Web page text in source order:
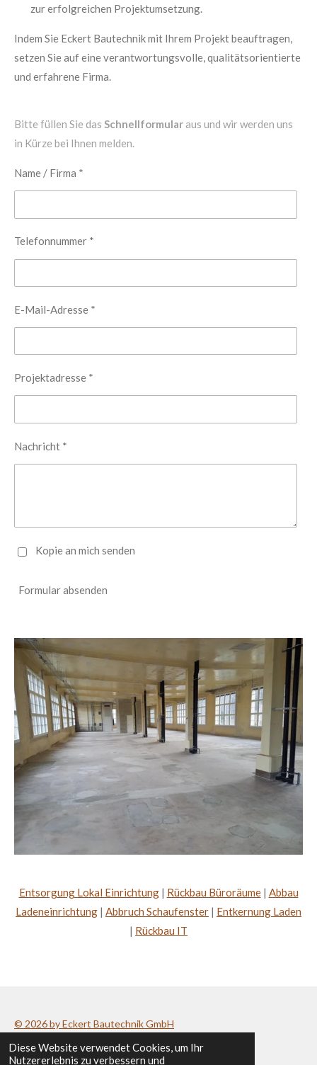
Diese Website verwendet Cookies, um Ihr
Nutzererlebnis zu verbessern und
zur erfolgreichen Projektumsetzung.
Indem Sie Eckert Bautechnik mit Ihrem Projekt beauftragen,
setzen Sie auf eine verantwortungsvolle, qualitätsorientierte
und erfahrene Firma.
Bitte füllen Sie das Schnellformular aus und wir werden uns
in Kürze bei Ihnen melden.
Name / Firma *
Telefonnummer *
E-Mail-Adresse *
Projektadresse *
Nachricht *
Kopie an mich senden
Formular absenden
Entsorgung Lokal Einrichtung| Rückbau Büroräume| Abbau
Ladeneinrichtung | Abbruch Schaufenster | Entkernung Laden
| Rückbau IT
© 2026 by Eckert Bautechnik GmbH
Datenschutzerklärung